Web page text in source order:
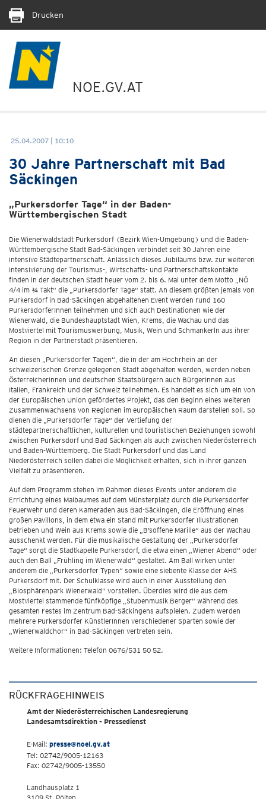
Drucken
NOE.GV.AT
25.04.2007 | 10:10
30 Jahre Partnerschaft mit Bad
Säckingen
„Purkersdorfer Tage“ in der Baden-
Württembergischen Stadt
Die Wienerwaldstadt Purkersdorf (Bezirk Wien-Umgebung) und die Baden-
Württembergische Stadt Bad-Säckingen verbindet seit 30 Jahren eine
intensive Städtepartnerschaft. Anlässlich dieses Jubiläums bzw. zur weiteren
Intensivierung der Tourismus-, Wirtschafts- und Partnerschaftskontakte
finden in der deutschen Stadt heuer vom 2. bis 6. Mai unter dem Motto „NÖ
4/4 im ¾ Takt“ die „Purkersdorfer Tage“ statt. An diesem größten jemals von
Purkersdorf in Bad-Säckingen abgehaltenen Event werden rund 160
PurkersdorferInnen teilnehmen und sich auch Destinationen wie der
Wienerwald, die Bundeshauptstadt Wien, Krems, die Wachau und das
Mostviertel mit Tourismuswerbung, Musik, Wein und Schmankerln aus ihrer
Region in der Partnerstadt präsentieren.
An diesen „Purkersdorfer Tagen“, die in der am Hochrhein an der
schweizerischen Grenze gelegenen Stadt abgehalten werden, werden neben
ÖsterreicherInnen und deutschen Staatsbürgern auch BürgerInnen aus
Italien, Frankreich und der Schweiz teilnehmen. Es handelt es sich um ein von
der Europäischen Union gefördertes Projekt, das den Beginn eines weiteren
Zusammenwachsens von Regionen im europäischen Raum darstellen soll. So
dienen die „Purkersdorfer Tage“ der Vertiefung der
städtepartnerschaftlichen, kulturellen und touristischen Beziehungen sowohl
zwischen Purkersdorf und Bad Säckingen als auch zwischen Niederösterreich
und Baden-Württemberg. Die Stadt Purkersdorf und das Land
Niederösterreich sollen dabei die Möglichkeit erhalten, sich in ihrer ganzen
Vielfalt zu präsentieren.
Auf dem Programm stehen im Rahmen dieses Events unter anderem die
Errichtung eines Maibaumes auf dem Münsterplatz durch die Purkersdorfer
Feuerwehr und deren Kameraden aus Bad-Säckingen, die Eröffnung eines
großen Pavillons, in dem etwa ein Stand mit Purkersdorfer Illustrationen
betrieben und Wein aus Krems sowie die „B’soffene Marille“ aus der Wachau
ausschenkt werden. Für die musikalische Gestaltung der „Purkersdorfer
Tage“ sorgt die Stadtkapelle Purkersdorf, die etwa einen „Wiener Abend“ oder
auch den Ball „Frühling im Wienerwald“ gestaltet. Am Ball wirken unter
anderem die „Purkersdorfer Typen“ sowie eine siebente Klasse der AHS
Purkersdorf mit. Der Schulklasse wird auch in einer Ausstellung den
„Biosphärenpark Wienerwald“ vorstellen. Überdies wird die aus dem
Mostviertel stammende fünfköpfige „Stubenmusik Berger“ während des
gesamten Festes im Zentrum Bad-Säckingens aufspielen. Zudem werden
mehrere Purkersdorfer KünstlerInnen verschiedener Sparten sowie der
„Wienerwaldchor“ in Bad-Säckingen vertreten sein.
Weitere Informationen: Telefon 0676/531 50 52.
RÜCKFRAGEHINWEIS
Amt der Niederösterreichischen Landesregierung
Landesamtsdirektion - Pressedienst
E-Mail: presse@noel.gv.at
Tel: 02742/9005-12163
Fax: 02742/9005-13550
Landhausplatz 1